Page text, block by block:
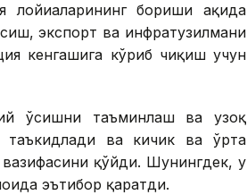
бориши ҳақида
экспорт ва инфратузилмани
кенгашига кўриб чиқиш учун
ўсишни таъминлаш ва узоқ
таъкидлади ва кичик ва ўрта
қўйди. Шунингдек, у
эътибор қаратди.